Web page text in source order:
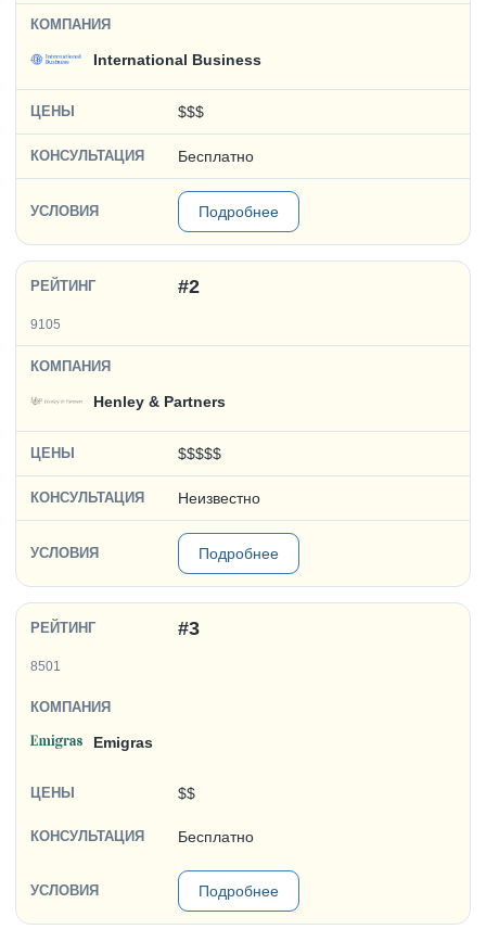
International Business
$$$
Бесплатно
Подробнее
#2
9105
Henley & Partners
$$$$$
Неизвестно
Подробнее
#3
8501
Emigras
$$
Бесплатно
Подробнее